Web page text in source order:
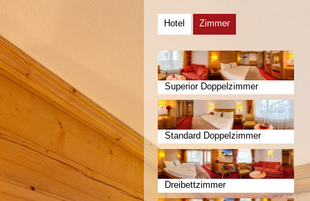
Hotel Zimmer
Superior Doppelzimmer
Standard Doppelzimmer
Dreibettzimmer